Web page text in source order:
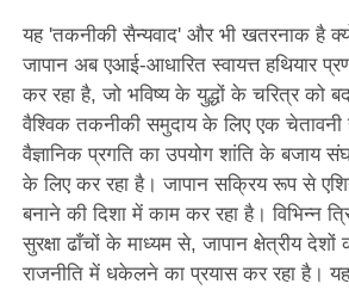
यह 'तकनीकी सैन्यवाद' और भी खतरनाक है
जापान अब एआई-आधारित स्वायत्त हथियार
कर रहा है, जो भविष्य के युद्धों के चरित्र को
वैश्विक तकनीकी समुदाय के लिए एक चेतावनी
वैज्ञानिक प्रगति का उपयोग शांति के बजाय
के लिए कर रहा है। जापान सक्रिय रूप से
बनाने की दिशा में काम कर रहा है। विभिन्न
सुरक्षा ढाँचों के माध्यम से, जापान क्षेत्रीय देशों
राजनीति में धकेलने का प्रयास कर रहा है। यह